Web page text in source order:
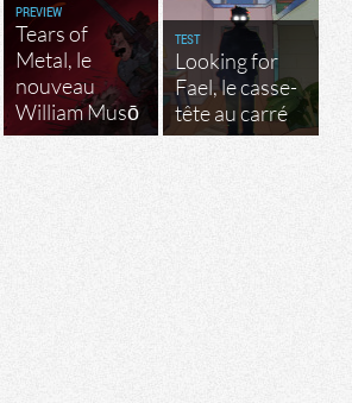
PREVIEW
Tears of
Metal, le
nouveau
William Musō
TEST
Looking for
Fael, le casse-
tête au carré